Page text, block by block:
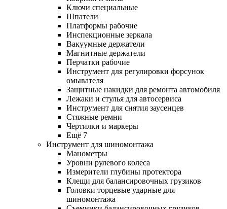
Ключи специальные
Шпатели
Платформы рабочие
Инспекционные зеркала
Вакуумные держатели
Магнитные держатели
Перчатки рабочие
Инструмент для регулировки форсунок
омывателя
Защитные накидки для ремонта автомобиля
Лежаки и стулья для автосервиса
Инструмент для снятия заусенцев
Стяжные ремни
Чертилки и маркеры
Ещё 7
Инструмент для шиномонтажа
Манометры
Уровни рулевого колеса
Измерители глубины протектора
Клещи для балансировочных грузиков
Головки торцевые ударные для
шиномонтажа